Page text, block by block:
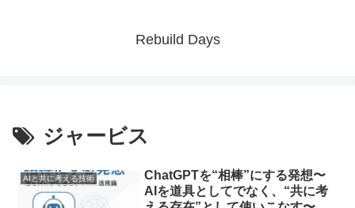
Rebuild Days
ジャービス
AIと共に考える技術
ChatGPTを“相棒”にする発想〜
AIを道具としてでなく、“共に考